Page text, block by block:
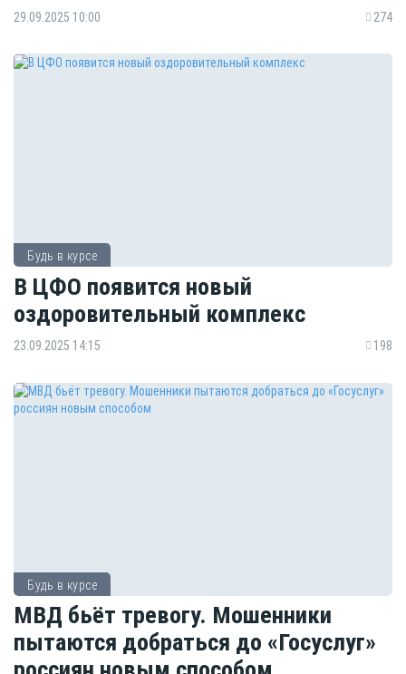
29.09.2025 10:00 274
Будь в курсе
В ЦФО появится новый
оздоровительный комплекс
23.09.2025 14:15 198
Будь в курсе
МВД бьёт тревогу. Мошенники
пытаются добраться до «Госуслуг»